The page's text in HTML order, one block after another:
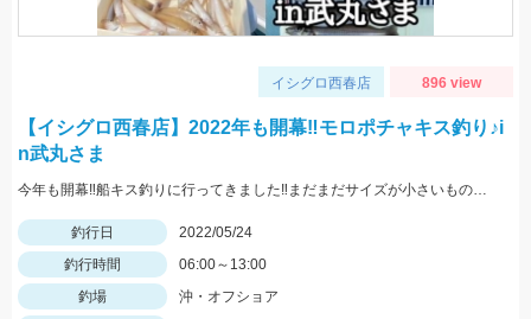
イシグロ西春店 896 view
【イシグロ西春店】2022年も開幕‼モロポチャキス釣り♪i
n武丸さま
今年も開幕‼船キス釣りに行ってきました‼まだまだサイズが小さいものも混じりますが、ハリは8～10号の方が掛かりがよくオススメですよ‼
釣行日
2022/05/24
釣行時間
06:00～13:00
釣場
沖・オフショア